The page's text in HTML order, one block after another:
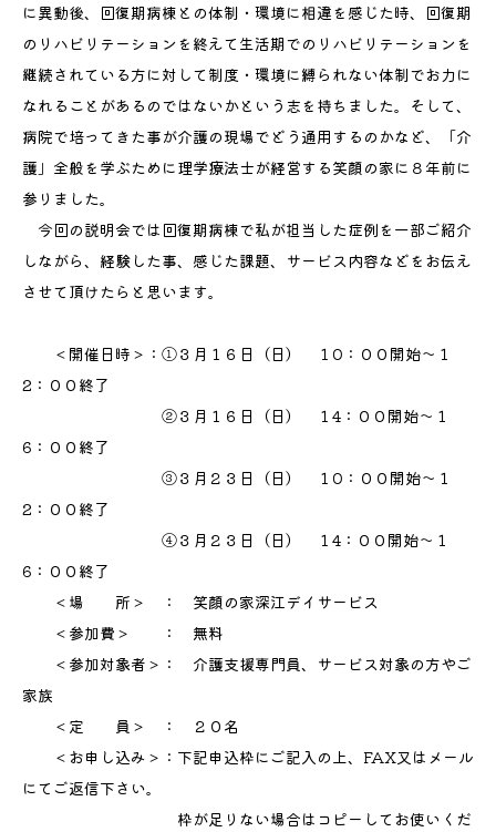
に異動後、回復期病棟との体制・環境に相違を感じた時、回復期
のリハビリテーションを終えて生活期でのリハビリテーションを
継続されている方に対して制度・環境に縛られない体制でお力に
なれることがあるのではないかという志を持ちました。そして、
病院で培ってきた事が介護の現場でどう通用するのかなど、「介
護」全般を学ぶために理学療法士が経営する笑顔の家に８年前に
参りました。
今回の説明会では回復期病棟で私が担当した症例を一部ご紹介
しながら、経験した事、感じた課題、サービス内容などをお伝え
させて頂けたらと思います。
＜開催日時＞：①３月１６日（日） １0：００開始～１
2：００終了
②３月１６日（日） １4：００開始～１
6：００終了
③３月２３日（日） １0：００開始～１
2：００終了
④３月２３日（日） １4：００開始～１
6：００終了
＜場 所＞ ： 笑顔の家深江デイサービス
＜参加費＞ ： 無料
＜参加対象者＞： 介護支援専門員、サービス対象の方やご
家族
＜定 員＞ ： ２０名
＜お申し込み＞：下記申込枠にご記入の上、FAX又はメール
にてご返信下さい。
枠が足りない場合はコピーしてお使いくだ